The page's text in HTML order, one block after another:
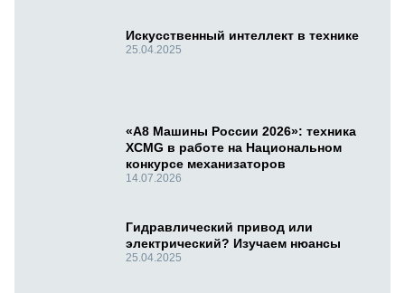
Искусственный интеллект в технике
25.04.2025
«А8 Машины России 2026»: техника
XCMG в работе на Национальном
конкурсе механизаторов
14.07.2026
Гидравлический привод или
электрический? Изучаем нюансы
25.04.2025